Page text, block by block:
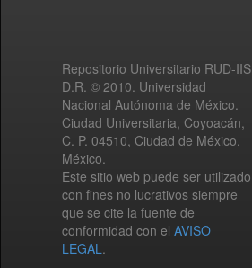
Repositorio Universitario RUD-IIS
D.R. © 2010. Universidad
Nacional Autónoma de México.
Ciudad Universitaria, Coyoacán,
C. P. 04510, Ciudad de México,
México.
Este sitio web puede ser utilizado
con fines no lucrativos siempre
que se cite la fuente de
conformidad con el AVISO
LEGAL.